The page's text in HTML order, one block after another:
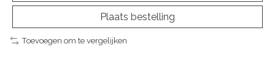
Plaats bestelling
Toevoegen om te vergelijken